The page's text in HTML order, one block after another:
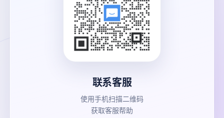
联系客服
使用手机扫描二维码
获取客服帮助